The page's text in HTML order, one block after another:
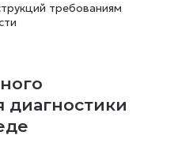
требованиям
диагностики